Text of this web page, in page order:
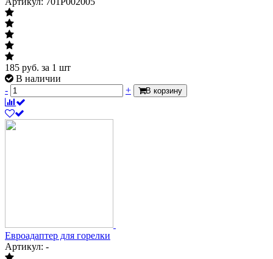
185 руб. за 1 шт
В наличии
-
+ В корзину
Евроадаптер для горелки
Артикул: -